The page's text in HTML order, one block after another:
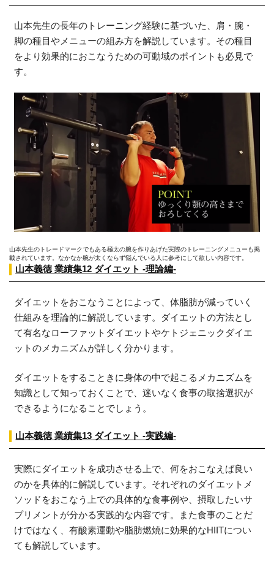
山本先生の長年のトレーニング経験に基づいた、肩・腕・
脚の種目やメニューの組み方を解説しています。その種目
をより効果的におこなうための可動域のポイントも必見で
す。
山本先生のトレードマークでもある極太の腕を作りあげた実際のトレーニングメニューも掲
載されています。なかなか腕が太くならず悩んでいる人に参考にして欲しい内容です。
山本義徳 業績集12 ダイエット ‐理論編‐
ダイエットをおこなうことによって、体脂肪が減っていく
仕組みを理論的に解説しています。ダイエットの方法とし
て有名なローファットダイエットやケトジェニックダイエ
ットのメカニズムが詳しく分かります。
ダイエットをすることきに身体の中で起こるメカニズムを
知識として知っておくことで、迷いなく食事の取捨選択が
できるようになることでしょう。
山本義徳 業績集13 ダイエット -実践編-
実際にダイエットを成功させる上で、何をおこなえば良い
のかを具体的に解説しています。それぞれのダイエットメ
ソッドをおこなう上での具体的な食事例や、摂取したいサ
プリメントが分かる実践的な内容です。また食事のことだ
けではなく、有酸素運動や脂肪燃焼に効果的なHIITについ
ても解説しています。